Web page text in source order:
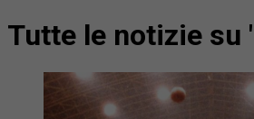
Tutte le notizie su